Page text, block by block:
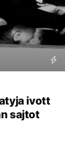
ivott
sajtot